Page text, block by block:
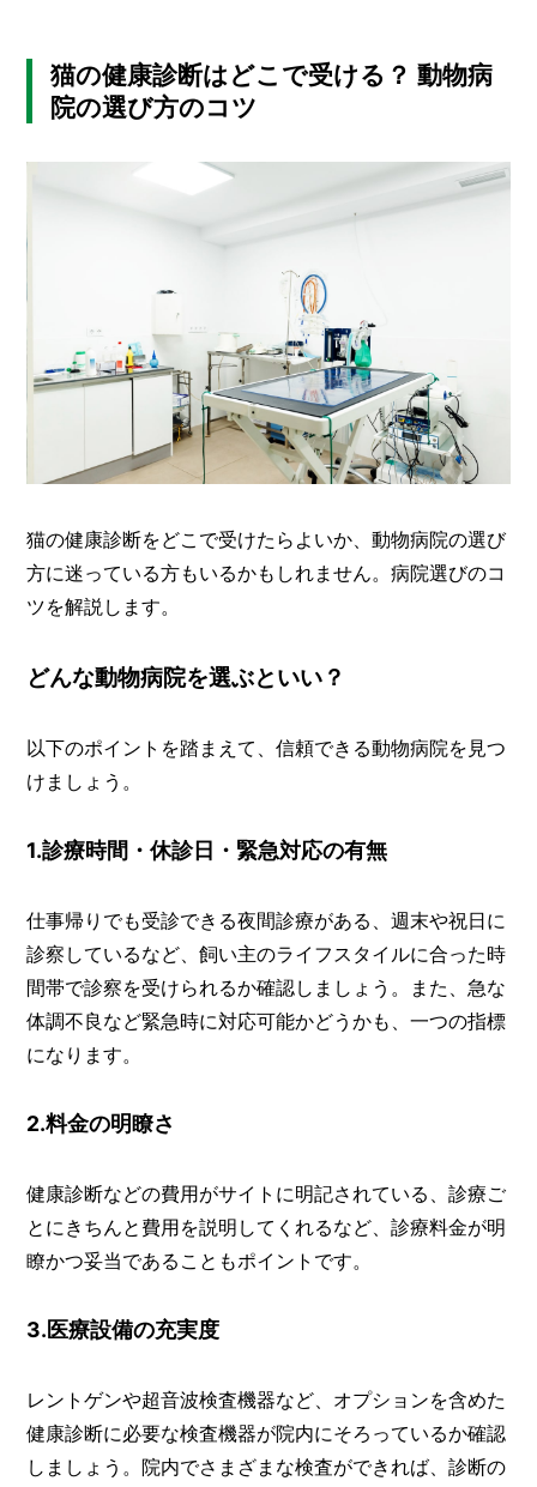
猫の健康診断はどこで受ける？ 動物病
院の選び方のコツ
猫の健康診断をどこで受けたらよいか、動物病院の選び
方に迷っている方もいるかもしれません。病院選びのコ
ツを解説します。
どんな動物病院を選ぶといい？
以下のポイントを踏まえて、信頼できる動物病院を見つ
けましょう。
1.診療時間・休診日・緊急対応の有無
仕事帰りでも受診できる夜間診療がある、週末や祝日に
診察しているなど、飼い主のライフスタイルに合った時
間帯で診察を受けられるか確認しましょう。また、急な
体調不良など緊急時に対応可能かどうかも、一つの指標
になります。
2.料金の明瞭さ
健康診断などの費用がサイトに明記されている、診療ご
とにきちんと費用を説明してくれるなど、診療料金が明
瞭かつ妥当であることもポイントです。
3.医療設備の充実度
レントゲンや超音波検査機器など、オプションを含めた
健康診断に必要な検査機器が院内にそろっているか確認
しましょう。院内でさまざまな検査ができれば、診断の